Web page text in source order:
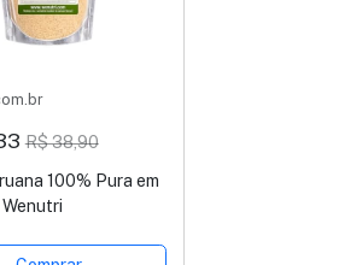
R$ 38,90
100% Pura em